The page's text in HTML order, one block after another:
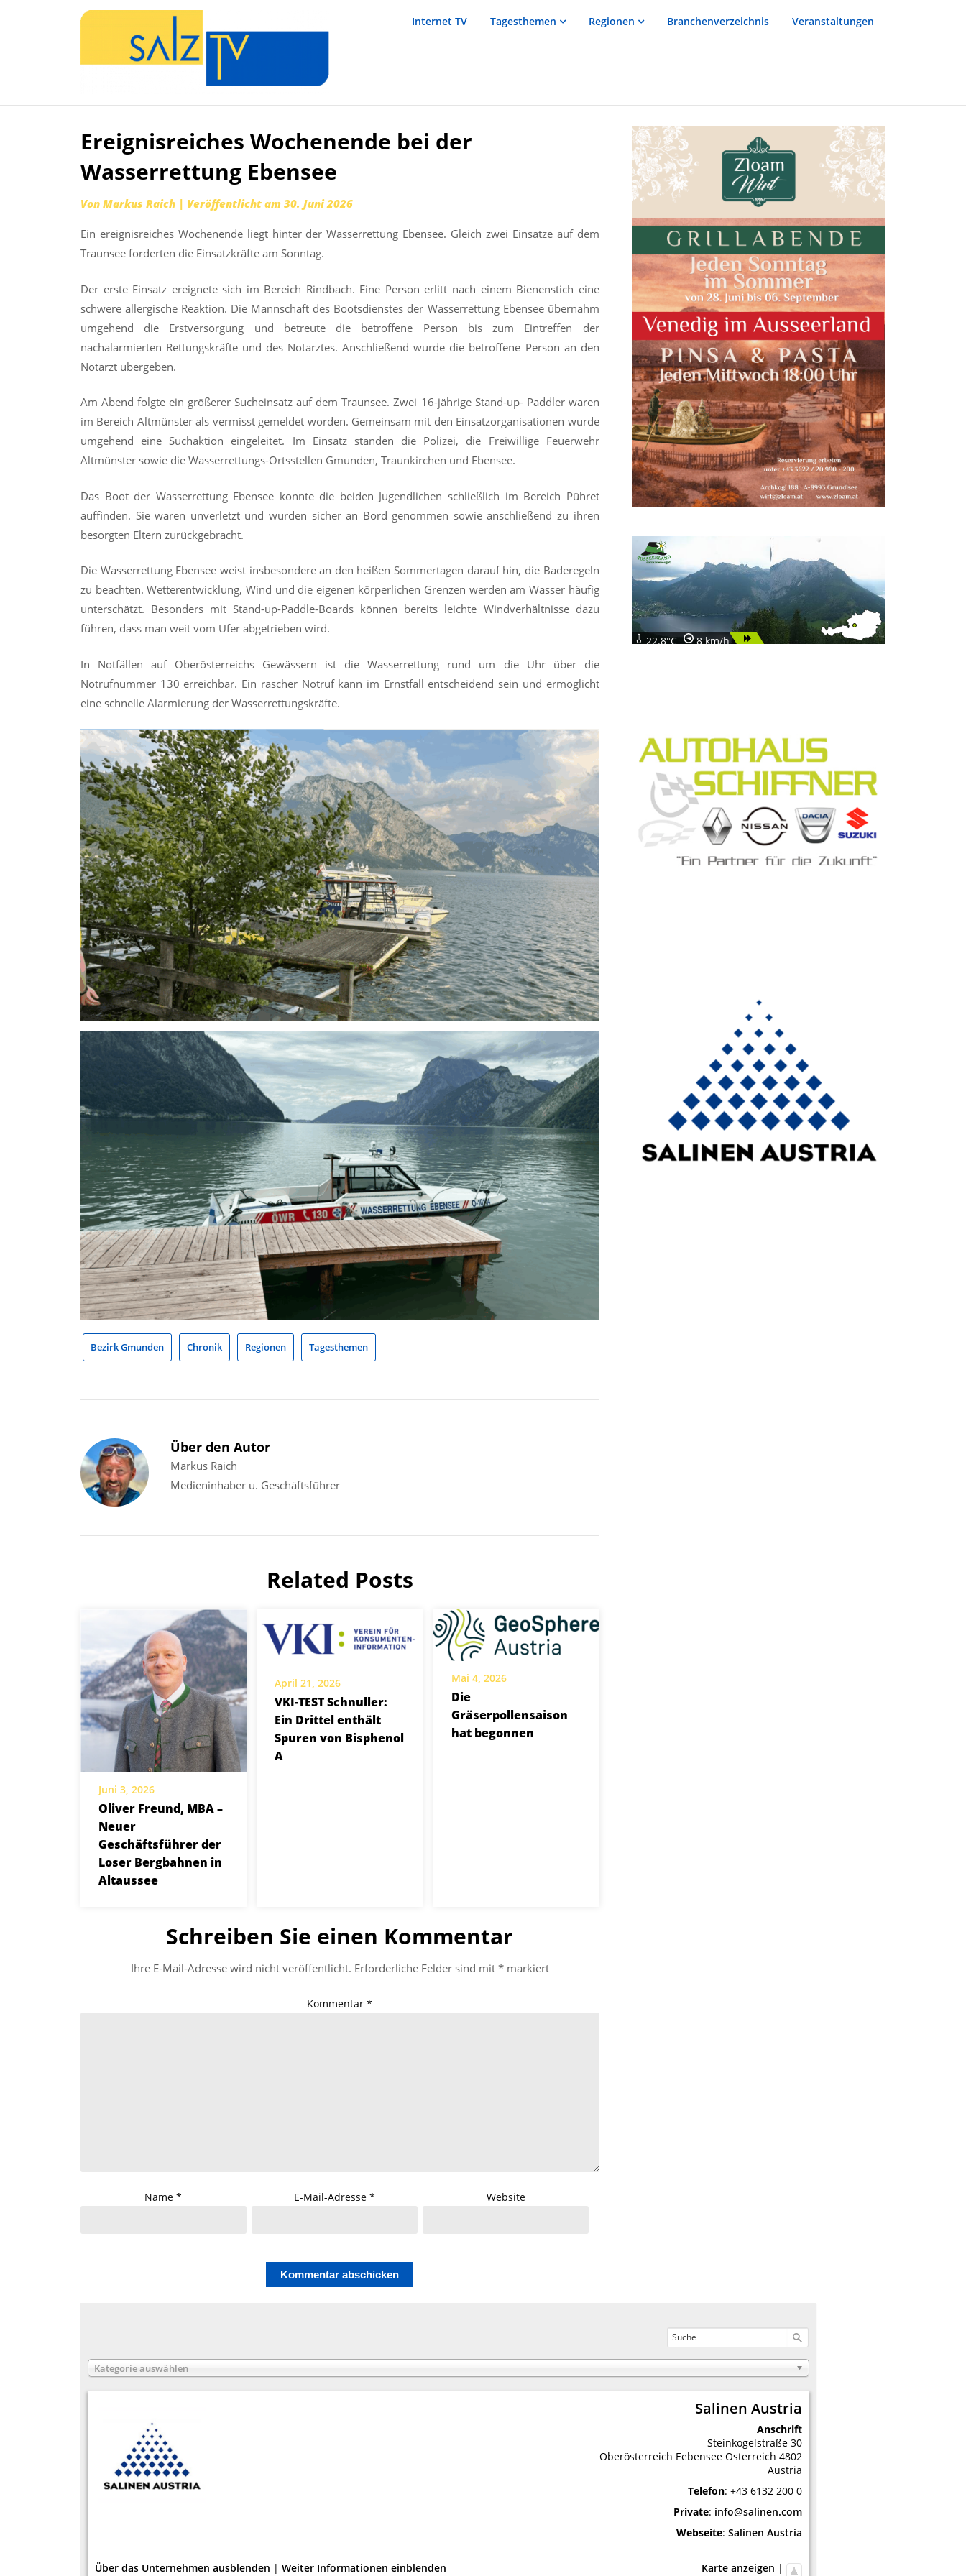
Internet TV Tagesthemen Regionen Branchenverzeichnis Veranstaltungen
Zum
springen
Ereignisreiches Wochenende bei der
Wasserrettung Ebensee
Von Markus Raich | Veröffentlicht am 30. Juni 2026
Ein ereignisreiches Wochenende liegt hinter der Wasserrettung Ebensee. Gleich zwei Einsätze auf dem
Traunsee forderten die Einsatzkräfte am Sonntag.
Der erste Einsatz ereignete sich im Bereich Rindbach. Eine Person erlitt nach einem Bienenstich eine
schwere allergische Reaktion. Die Mannschaft des Bootsdienstes der Wasserrettung Ebensee übernahm
umgehend die Erstversorgung und betreute die betroffene Person bis zum Eintreffen der
nachalarmierten Rettungskräfte und des Notarztes. Anschließend wurde die betroffene Person an den
Notarzt übergeben.
Am Abend folgte ein größerer Sucheinsatz auf dem Traunsee. Zwei 16-jährige Stand-up- Paddler waren
im Bereich Altmünster als vermisst gemeldet worden. Gemeinsam mit den Einsatzorganisationen wurde
umgehend eine Suchaktion eingeleitet. Im Einsatz standen die Polizei, die Freiwillige Feuerwehr
Altmünster sowie die Wasserrettungs-Ortsstellen Gmunden, Traunkirchen und Ebensee.
Das Boot der Wasserrettung Ebensee konnte die beiden Jugendlichen schließlich im Bereich Pühret
auffinden. Sie waren unverletzt und wurden sicher an Bord genommen sowie anschließend zu ihren
besorgten Eltern zurückgebracht.
Die Wasserrettung Ebensee weist insbesondere an den heißen Sommertagen darauf hin, die Baderegeln
zu beachten. Wetterentwicklung, Wind und die eigenen körperlichen Grenzen werden am Wasser häufig
unterschätzt. Besonders mit Stand-up-Paddle-Boards können bereits leichte Windverhältnisse dazu
führen, dass man weit vom Ufer abgetrieben wird.
In Notfällen auf Oberösterreichs Gewässern ist die Wasserrettung rund um die Uhr über die
Notrufnummer 130 erreichbar. Ein rascher Notruf kann im Ernstfall entscheidend sein und ermöglicht
eine schnelle Alarmierung der Wasserrettungskräfte.
Bezirk Gmunden Chronik Regionen Tagesthemen
Über den Autor
Markus Raich
Medieninhaber u. Geschäftsführer
Related Posts
Juni 3, 2026
Oliver Freund, MBA –
Neuer
Geschäftsführer der
Loser Bergbahnen in
Altaussee
April 21, 2026
VKI-TEST Schnuller:
Ein Drittel enthält
Spuren von Bisphenol
A
Mai 4, 2026
Die
Gräserpollensaison
hat begonnen
Schreiben Sie einen Kommentar
Ihre E-Mail-Adresse wird nicht veröffentlicht. Erforderliche Felder sind mit *markiert
Kommentar*
Name* E-Mail-Adresse* Website
22.8°C 8 km/h
Kategorie auswählen
Salinen Austria
Anschrift
Steinkogelstraße 30
Oberösterreich Eebensee Österreich 4802
Austria
Telefon: +43 6132 200 0
Private: info@salinen.com
Webseite: Salinen Austria
Über das Unternehmen ausblenden | Weiter Informationen einblenden Karte anzeigen |